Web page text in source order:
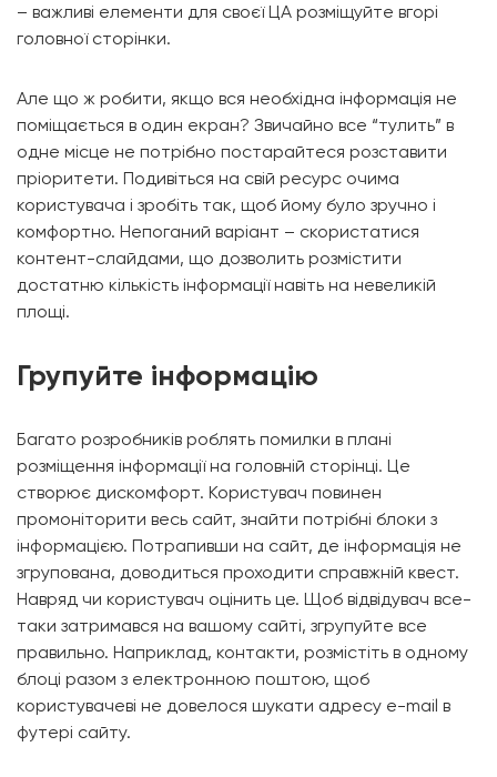
– важливі елементи для своєї ЦА розміщуйте вгорі
головної сторінки.
Але що ж робити, якщо вся необхідна інформація не
поміщається в один екран? Звичайно все “тулить” в
одне місце не потрібно постарайтеся розставити
пріоритети. Подивіться на свій ресурс очима
користувача і зробіть так, щоб йому було зручно і
комфортно. Непоганий варіант – скористатися
контент-слайдами, що дозволить розмістити
достатню кількість інформації навіть на невеликій
площі.
Групуйте інформацію
Багато розробників роблять помилки в плані
розміщення інформації на головній сторінці. Це
створює дискомфорт. Користувач повинен
промоніторити весь сайт, знайти потрібні блоки з
інформацією. Потрапивши на сайт, де інформація не
згрупована, доводиться проходити справжній квест.
Навряд чи користувач оцінить це. Щоб відвідувач все-
таки затримався на вашому сайті, згрупуйте все
правильно. Наприклад, контакти, розмістіть в одному
блоці разом з електронною поштою, щоб
користувачеві не довелося шукати адресу e-mail в
футері сайту.